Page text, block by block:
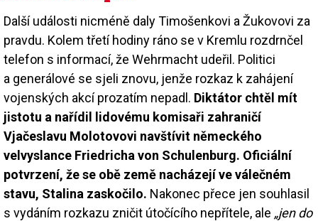
Další události nicméně daly Timošenkovi a Žukovovi za
pravdu. Kolem třetí hodiny ráno se v Kremlu rozdrnčel
telefon s informací, že Wehrmacht udeřil. Politici
a generálové se sjeli znovu, jenže rozkaz k zahájení
vojenských akcí prozatím nepadl. Diktátor chtěl mít
jistotu a nařídil lidovému komisaři zahraničí
Vjačeslavu Molotovovi navštívit německého
velvyslance Friedricha von Schulenburg. Oficiální
potvrzení, že se obě země nacházejí ve válečném
stavu, Stalina zaskočilo. Nakonec přece jen souhlasil
s vydáním rozkazu zničit útočícího nepřítele, ale „jen do